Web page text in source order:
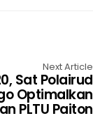
Next Article
Sat Polairud
Optimalkan
PLTU Paiton